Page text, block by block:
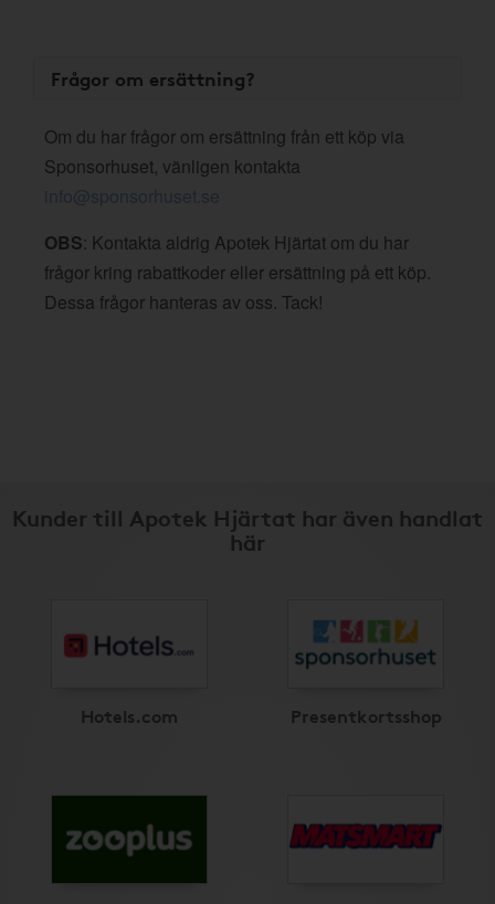
Frågor om ersättning?
Om du har frågor om ersättning från ett köp via
Sponsorhuset, vänligen kontakta
info@sponsorhuset.se
OBS: Kontakta aldrig Apotek Hjärtat om du har
frågor kring rabattkoder eller ersättning på ett köp.
Dessa frågor hanteras av oss. Tack!
Kunder till Apotek Hjärtat har även handlat
här
Hotels.com Presentkortsshop